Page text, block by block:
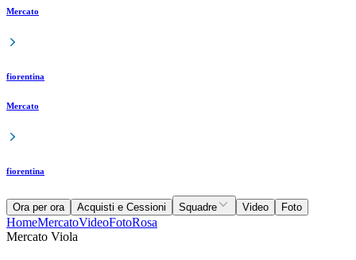
Mercato
fiorentina
Mercato
fiorentina
Ora per ora Acquisti e Cessioni Squadre Video Foto
HomeMercatoVideoFotoRosa
Mercato Viola